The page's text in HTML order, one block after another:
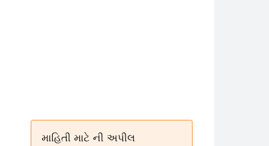
માહિતી માટે ની અપીલ